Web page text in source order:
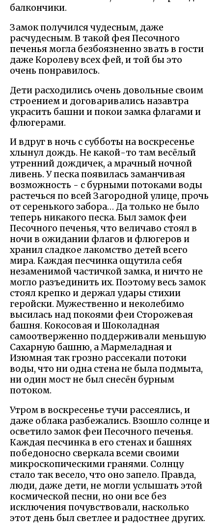
балкончики.
Замок получился чудесным, даже
расчудесным. В такой фея Песочного
печенья могла безбоязненно звать в гости
даже Королеву всех фей, и той бы это
очень понравилось.
Дети расходились очень довольные своим
строением и договаривались назавтра
украсить башни и покои замка флагами и
флюгерами.
И вдруг в ночь с субботы на воскресенье
хлынул дождь. Не какой-то там весёлый
утренний дождичек, а мрачный ночной
ливень. У песка появилась заманчивая
возможность - с бурными потоками воды
растечься по всей Загородной улице, прочь
от серенького забора… Да только не было
теперь никакого песка. Был замок феи
Песочного печенья, что величаво стоял в
ночи в ожидании флагов и флюгеров и
хранил сладкое лакомство детей всего
мира. Каждая песчинка ощутила себя
незаменимой частичкой замка, и ничто не
могло разъединить их. Поэтому весь замок
стоял крепко и держал удары стихии
геройски. Мужественно и неколебимо
высилась над покоями феи Сторожевая
башня. Кокосовая и Шоколадная
самоотверженно поддерживали меньшую
Сахарную башню, а Мармеладная и
Изюмная так грозно рассекали потоки
воды, что ни одна стена не была подмыта,
ни один мост не был снесён бурным
потоком.
Утром в воскресенье тучи рассеялись, и
даже облака разбежались. Взошло солнце и
осветило замок феи Песочного печенья.
Каждая песчинка в его стенах и башнях
победоносно сверкала всеми своими
микроскопическими гранями. Солнцу
стало так весело, что оно запело. Правда,
люди, даже дети, не могли услышать этой
космической песни, но они все без
исключения почувствовали, насколько
этот день был светлее и радостнее других.